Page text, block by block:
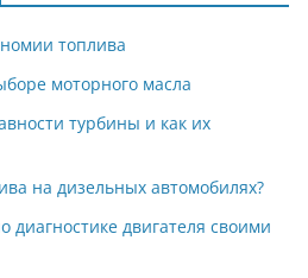
топлива
моторного масла
турбины и как их
на дизельных автомобилях?
диагностике двигателя своими